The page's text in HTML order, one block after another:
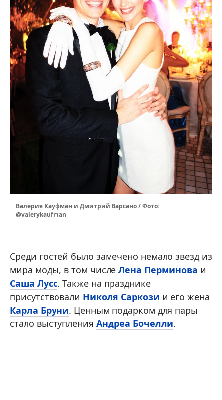
Валерия Кауфман и Дмитрий Варсано / Фото:
@valerykaufman
Среди гостей было замечено немало звезд из
мира моды, в том числе Лена Перминова и
Саша Лусс. Также на празднике
присутствовали Николя Саркози и его жена
Карла Бруни. Ценным подарком для пары
стало выступления Андреа Бочелли.